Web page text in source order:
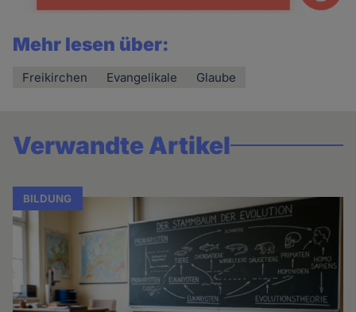
Mehr lesen über:
Freikirchen Evangelikale Glaube
Verwandte Artikel
BILDUNG